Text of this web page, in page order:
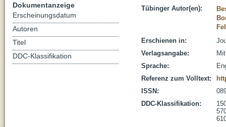
Tübinger Autor(en):
Erschienen in:
Verlagsangabe:
Sprache:
Referenz zum Volltext:
ISSN:
DDC-Klassifikation:
Dokumentanzeige
Erscheinungsdatum
Autoren
Titel
DDC-Klassifikation